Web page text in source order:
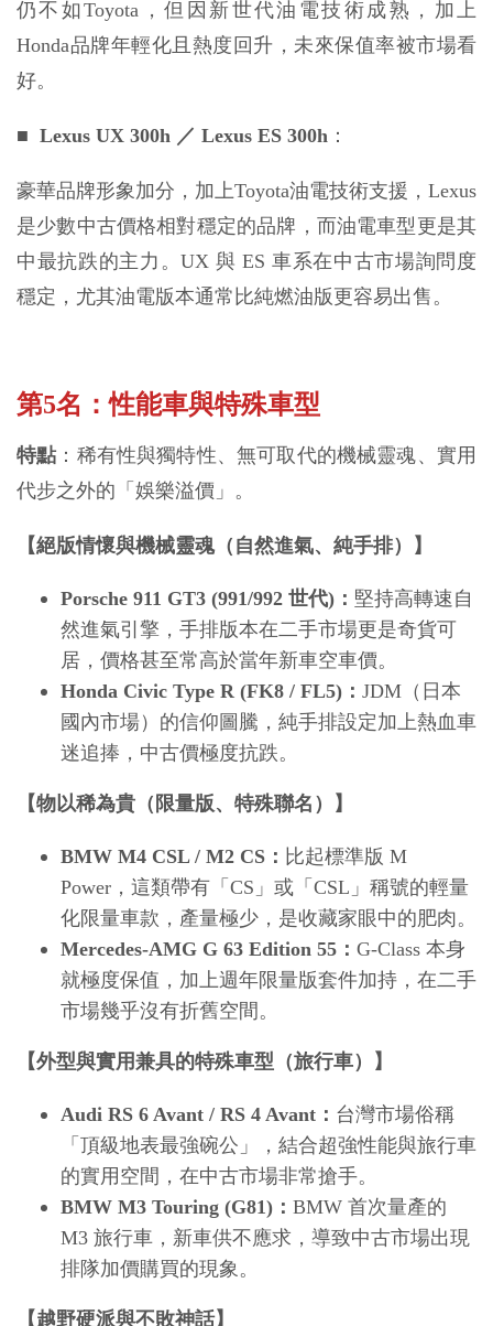
仍不如Toyota，但因新世代油電技術成熟，加上
Honda品牌年輕化且熱度回升，未來保值率被市場看
好。
■ Lexus UX 300h ／ Lexus ES 300h ：
豪華品牌形象加分，加上Toyota油電技術支援，Lexus
是少數中古價格相對穩定的品牌，而油電車型更是其
中最抗跌的主力。UX 與 ES 車系在中古市場詢問度
穩定，尤其油電版本通常比純燃油版更容易出售。
第5名：性能車與特殊車型
特點 ：稀有性與獨特性、無可取代的機械靈魂、實用
代步之外的「娛樂溢價」。
【絕版情懷與機械靈魂（自然進氣、純手排）】
Porsche 911 GT3 (991/992 世代)： 堅持高轉速自
然進氣引擎，手排版本在二手市場更是奇貨可
居，價格甚至常高於當年新車空車價。
Honda Civic Type R (FK8 / FL5)： JDM（日本
國內市場）的信仰圖騰，純手排設定加上熱血車
迷追捧，中古價極度抗跌。
【物以稀為貴（限量版、特殊聯名）】
BMW M4 CSL / M2 CS： 比起標準版 M
Power，這類帶有「CS」或「CSL」稱號的輕量
化限量車款，產量極少，是收藏家眼中的肥肉。
Mercedes-AMG G 63 Edition 55： G-Class 本身
就極度保值，加上週年限量版套件加持，在二手
市場幾乎沒有折舊空間。
【外型與實用兼具的特殊車型（旅行車）】
Audi RS 6 Avant / RS 4 Avant： 台灣市場俗稱
「頂級地表最強碗公」，結合超強性能與旅行車
的實用空間，在中古市場非常搶手。
BMW M3 Touring (G81)： BMW 首次量產的
M3 旅行車，新車供不應求，導致中古市場出現
排隊加價購買的現象。
【越野硬派與不敗神話】